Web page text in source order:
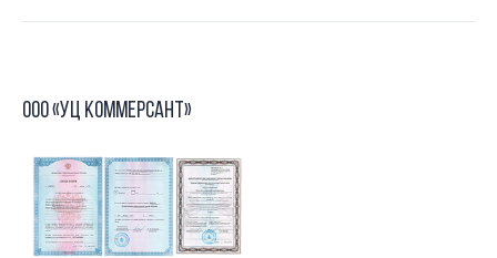
ООО «УЦ Коммерсант»